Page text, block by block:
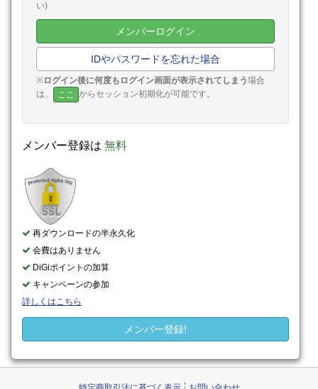
い)
メンバーログイン
IDやパスワードを忘れた場合
※ログイン後に何度もログイン画面が表示されてしまう場合
は、
ここ からセッション初期化が可能です。
メンバー登録は 無料
再ダウンロードの半永久化
会費はありません
DiGiポイントの加算
キャンペーンの参加
詳しくはこちら
メンバー登録!